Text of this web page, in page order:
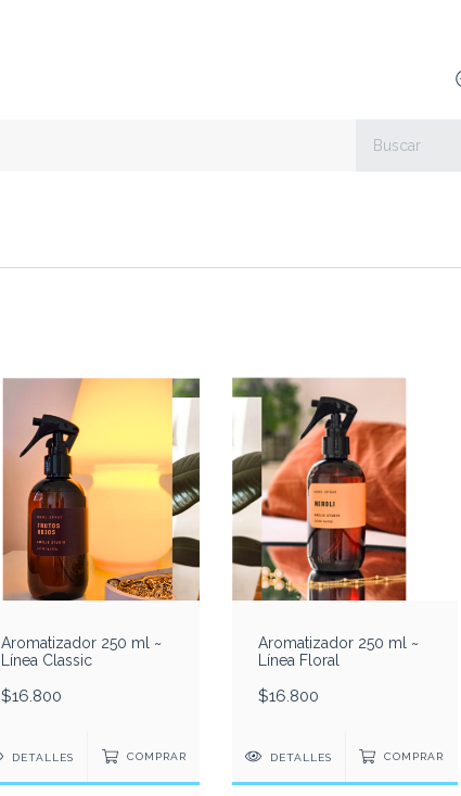
Aromatizador 250 ml ~
Línea Classic
$16.800
DETALLES COMPRAR
Aromatizador 250 ml ~
Línea Floral
$16.800
DETALLES COMPRAR